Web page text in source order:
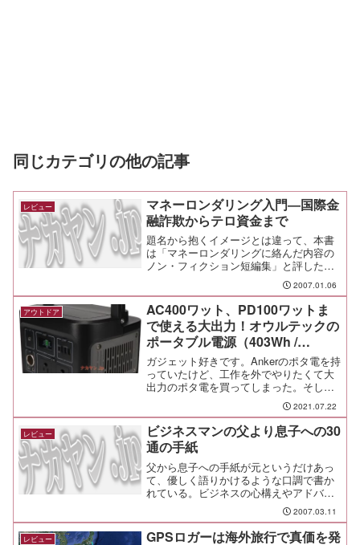
同じカテゴリの他の記事
レビュー
マネーロンダリング入門―国際金
融詐欺からテロ資金まで
題名から抱くイメージとは違って、本書
は「マネーロンダリングに絡んだ内容の
ノン・フィクション短編集」と評した方
2007.01.06
アウトドア
AC400ワット、PD100ワットま
で使える大出力！オウルテックの
ポータブル電源（403Wh /
112,000mAh / PD100W / OWL-
LPBL112001）をポチッた件
ガジェット好きです。Ankerのポタ電を持
っていたけど、工作を外でやりたくて大
出力のポタ電を買ってしまった。そして
今、その便利さに感動している。スゲ
2021.07.22
レビュー
ビジネスマンの父より息子への30
通の手紙
父から息子への手紙が元というだけあっ
て、優しく語りかけるような口調で書か
れている。ビジネスの心構えやアドバイ
スだけではなく、進路や教育、友人関係
などの「普通の親子」が乗り越えていく
ような話題も。
2007.03.11
レビュー
GPSロガーは海外旅行で真価を発